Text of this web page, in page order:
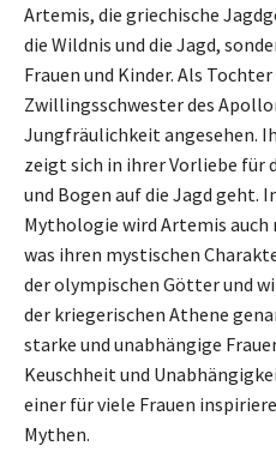
Artemis, die griechische
die Wildnis und die Jagd,
Frauen und Kinder. Als
Zwillingsschwester des
Jungfräulichkeit angesehen.
zeigt sich in ihrer Vorliebe für
und Bogen auf die Jagd geht.
Mythologie wird Artemis
was ihren mystischen
der olympischen Götter und
der kriegerischen Athene
starke und unabhängige
Keuschheit und
einer für viele Frauen
Mythen.